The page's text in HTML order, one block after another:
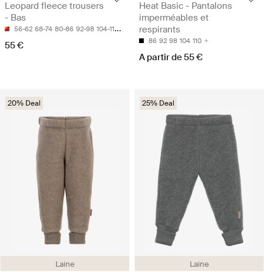
Leopard fleece trousers
- Bas
56-62 68-74 80-86 92-98 104-110
55 €
Heat Basic - Pantalons
imperméables et
respirants
86 92 98 104 110
A partir de 55 €
Laine
20% Deal
Laine
25% Deal